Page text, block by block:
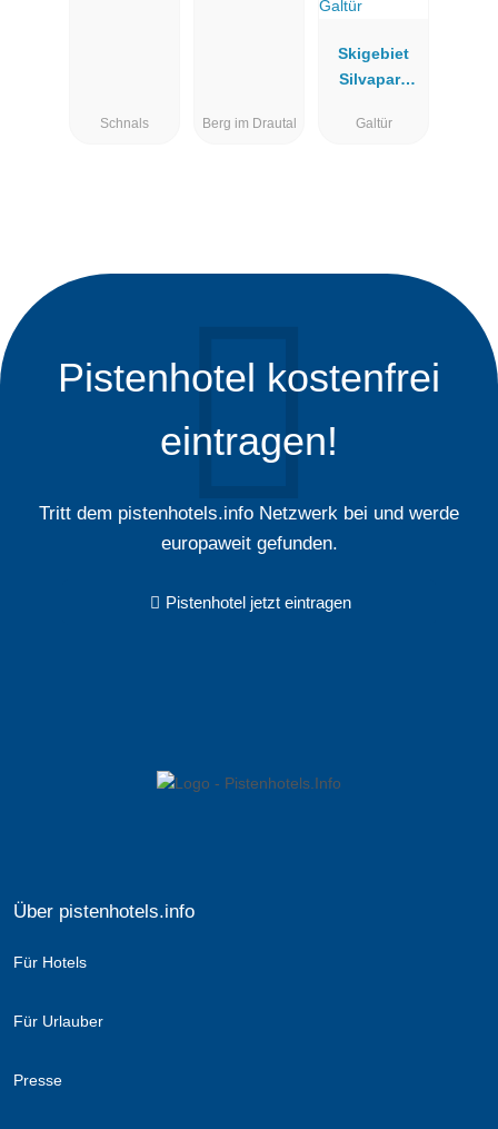
Schnals Berg im Drautal
Skigebiet
Silvapark
Galtür
Pistenhotel kostenfrei
eintragen!
Tritt dem pistenhotels.info Netzwerk bei und werde
europaweit gefunden.
Pistenhotel jetzt eintragen
Über pistenhotels.info
Für Hotels
Für Urlauber
Presse